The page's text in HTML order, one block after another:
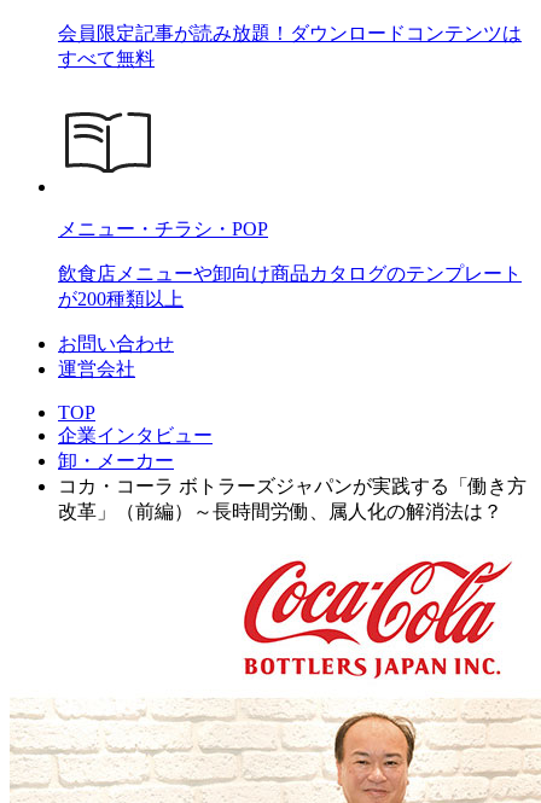
会員限定記事が読み放題！ダウンロードコンテンツは
すべて無料
メニュー・チラシ・POP
飲食店メニューや卸向け商品カタログのテンプレート
が200種類以上
お問い合わせ
運営会社
TOP
企業インタビュー
卸・メーカー
コカ・コーラ ボトラーズジャパンが実践する「働き方
改革」（前編）～長時間労働、属人化の解消法は？